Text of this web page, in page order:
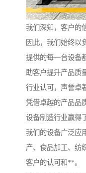
我们深知，客户的
因此，我们始终以
提供的每一台设备
助客户提升产品质
行业认可，声誉卓
凭借卓越的产品品
设备制造行业赢得
我们的设备广泛应
产、食品加工、纺
客户的认可和**。